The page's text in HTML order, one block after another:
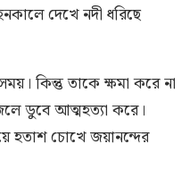
দেখে নদী ধরিছে
কিন্তু তাকে ক্ষমা করে না
ডুবে আত্মহত্যা করে।
হতাশ চোখে জয়ানন্দের